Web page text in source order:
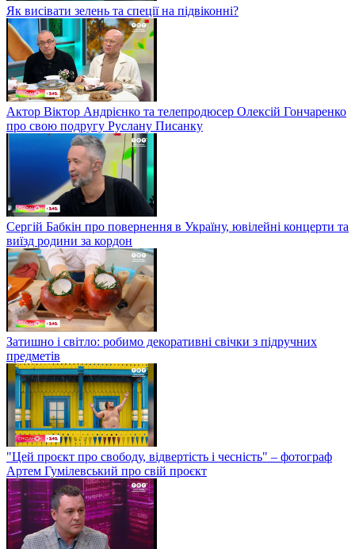
Як висівати зелень та спеції на підвіконні?
Актор Віктор Андрієнко та телепродюсер Олексій Гончаренко
про свою подругу Руслану Писанку
Сергій Бабкін про повернення в Україну, ювілейні концерти та
виїзд родини за кордон
Затишно і світло: робимо декоративні свічки з підручних
предметів
"Цей проєкт про свободу, відвертість і чесність" – фотограф
Артем Гумілевський про свій проєкт